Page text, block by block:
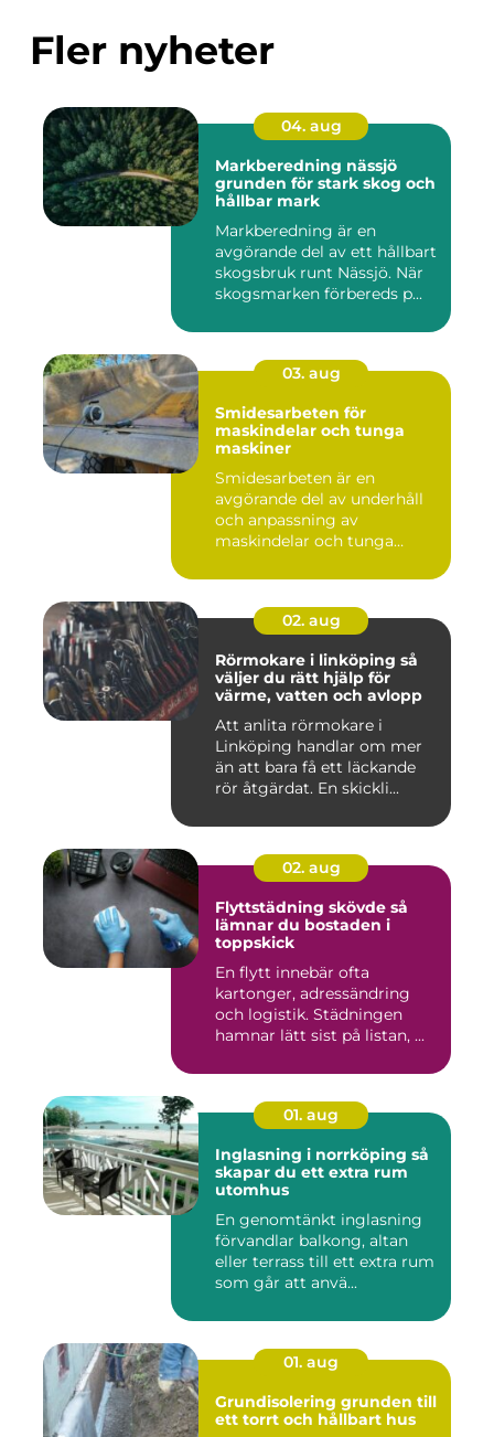
Fler nyheter
04. aug
Markberedning nässjö
grunden för stark skog och
hållbar mark
Markberedning är en
avgörande del av ett hållbart
skogsbruk runt Nässjö. När
skogsmarken förbereds p...
03. aug
Smidesarbeten för
maskindelar och tunga
maskiner
Smidesarbeten är en
avgörande del av underhåll
och anpassning av
maskindelar och tunga
02. aug
Rörmokare i linköping så
väljer du rätt hjälp för
värme, vatten och avlopp
Att anlita rörmokare i
Linköping handlar om mer
än att bara få ett läckande
rör åtgärdat. En skickli...
02. aug
Flyttstädning skövde så
lämnar du bostaden i
toppskick
En flytt innebär ofta
kartonger, adressändring
och logistik. Städningen
hamnar lätt sist på listan, ...
01. aug
Inglasning i norrköping så
skapar du ett extra rum
utomhus
En genomtänkt inglasning
förvandlar balkong, altan
eller terrass till ett extra rum
som går att anvä...
01. aug
Grundisolering grunden till
ett torrt och hållbart hus